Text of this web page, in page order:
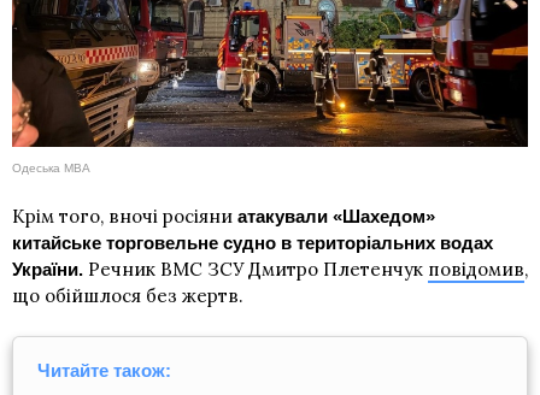
Одеська МВА
Крім того, вночі росіяни атакували «Шахедом»
китайське торговельне судно в територіальних водах
України. Речник ВМС ЗСУ Дмитро Плетенчук повідомив,
що обійшлося без жертв.
Читайте також: